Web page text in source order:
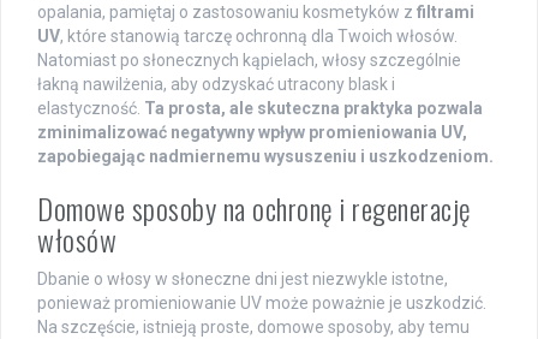
opalania, pamiętaj o zastosowaniu kosmetyków z filtrami
UV, które stanowią tarczę ochronną dla Twoich włosów.
Natomiast po słonecznych kąpielach, włosy szczególnie
łakną nawilżenia, aby odzyskać utracony blask i
elastyczność. Ta prosta, ale skuteczna praktyka pozwala
zminimalizować negatywny wpływ promieniowania UV,
zapobiegając nadmiernemu wysuszeniu i uszkodzeniom.
Domowe sposoby na ochronę i regenerację
włosów
Dbanie o włosy w słoneczne dni jest niezwykle istotne,
ponieważ promieniowanie UV może poważnie je uszkodzić.
Na szczęście, istnieją proste, domowe sposoby, aby temu